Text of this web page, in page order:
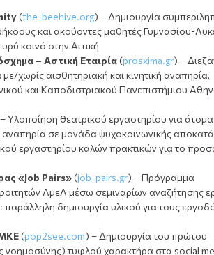
(the-beehive.org) – Δημιουργία
και ακούοντες μαθητές Γυμνασίου-
κοινό στην Αττική
– Αστική Εταιρία(prosxima.gr) –
χωρίς αισθητηριακή και κινητική αναπηρία,
και Καποδιστριακού Πανεπιστήμιου
Υλοποίηση θεατρικού εργαστηρίου για
αναπηρία σε μονάδα ψυχοκοινωνικής
εργαστηρίου καλών πρακτικών για το
«Job Pairs»(job-pairs.gr) – Πρόγραμμα
ΑμεΑ μέσω σεμιναρίων αναζήτησης
παράλληλη δημιουργία υλικού για τους
(pop2see.com) – Δημιουργία του πρώτου
νοημοσύνης) τυφλού χαρακτήρα στα social